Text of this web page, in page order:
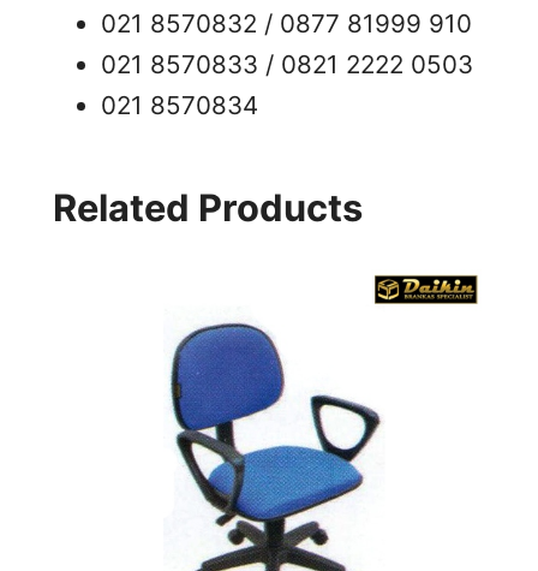
021 8570832 / 0877 81999 910
021 8570833 / 0821 2222 0503
021 8570834
Related Products